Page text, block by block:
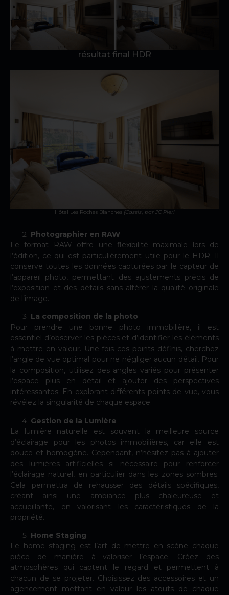
résultat final HDR
Hôtel Les Roches Blanches(Cassis) par JC Pieri
Photographier en RAW
Le format
RAW offre une flexibilité maximale lors de
l’édition, ce qui est particulièrement utile pour le HDR. Il
conserve toutes les données capturées par le capteur de
l’appareil photo, permettant des ajustements précis de
l’exposition et des détails sans altérer la qualité originale
de l’image.
La composition de la photo
Pour prendre une bonne photo immobilière, il est
essentiel d’observer les pièces et d’identifier les éléments
à mettre en valeur. Une fois ces points définis, cherchez
l’angle de vue optimal pour ne négliger aucun détail. Pour
la composition, utilisez des angles variés pour présenter
l’espace plus en détail et ajouter des perspectives
intéressantes. En explorant différents points de vue, vous
révélez la singularité de chaque espace.
Gestion de la Lumière
La lumière naturelle est souvent la meilleure source
d’éclairage pour les photos immobilières, car elle est
douce et homogène. Cependant, n’hésitez pas à ajouter
des lumières artificielles si nécessaire pour renforcer
l’éclairage naturel, en particulier dans les zones sombres.
Cela permettra de rehausser des détails spécifiques,
créant ainsi une ambiance plus chaleureuse et
accueillante, en valorisant les caractéristiques de la
propriété.
Home Staging
Le home staging est l’art de mettre en scène chaque
pièce de manière à valoriser l’espace. Créez des
atmosphères qui captent le regard et permettent à
chacun de se projeter. Choisissez des accessoires et un
agencement mettant en valeur les atouts de chaque